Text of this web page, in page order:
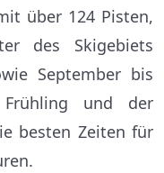
über 124 Pisten,
des Skigebiets
September bis
Frühling und der
besten Zeiten für